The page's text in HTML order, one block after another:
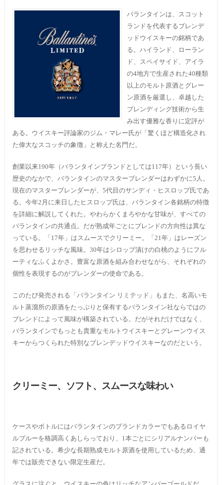
バランタインは、スコット
ランドを代表するブレンデ
ッドウイスキーの銘柄であ
る。ハイランド、ローラン
ド、スペイサイド、アイラ
の4地方で生産された40種類
以上のモルト原酒とグレー
ン原酒を厳選し、卓越した
ブレンディング技術から生
み出す優雅な香りに定評が
ある。ウイスキー評論家のジム・マレー氏が「驚くほど構造化され
た偉大なスコッチの象徴」と称えた名門だ。
創業以来190年（バランタインブランドとしては117年）という長い
歴史のなかで、バランタインのマスターブレンダーはわずかに5人。
現在のマスターブレンダーが、5代目のサンディ・ヒスロップ氏であ
る。今年2月に来日したヒスロップ氏は、バランタイン各銘柄の特徴
を詳細に解説してくれた。やわらかくまろやかな甘味が、すべての
バランタインの共通点。だが熟成年ごとにブレンドの方向性は異な
っている。「17年」はスムースでクリーミー。「21年」はレーズン
を思わせるリッチな風味。30年はシロップ漬けの白桃のようにフル
ーティなふくよかさ。豊富な原酒を組み合わせながら、それぞれの
個性を表現するのがブレンダーの使命である。
このたび発売される「バランタイン リミテッド」もまた、名高いモ
ルト蒸溜所の原酒をたっぷりと保有するバランタイン社ならではの
ブレンドによって風味が構築されている。だがそれだけではなく、
バランタインでもっとも貴重なモルトウイスキーとグレーンウイス
キーからつくられた特別なブレンデッドウイスキーなのだという。
クリーミー、ソフト、スムースな味わい
ケースやボトルにはバランタインのブランドカラーでもあるロイヤ
ルブルーを格調高くあしらっており、1本ごとにシリアルナンバーも
記されている。希少な長期熟成モルト原酒を使用しているため、通
年では販売できない限定生産だ。